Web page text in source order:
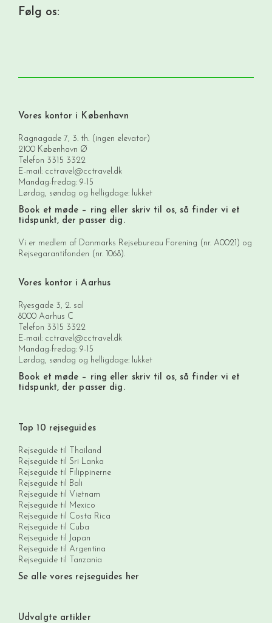
Følg os:
Vores kontor i København
Ragnagade 7, 3. th. (ingen elevator)
2100 København Ø
Telefon 3315 3322
E-mail: cctravel@cctravel.dk
Mandag-fredag: 9-15
Lørdag, søndag og helligdage: lukket
Book et møde – ring eller skriv til os, så finder vi et
tidspunkt, der passer dig.
Vi er medlem af Danmarks Rejsebureau Forening (nr. A0021) og
Rejsegarantifonden (nr. 1068).
Vores kontor i Aarhus
Ryesgade 3, 2. sal
8000 Aarhus C
Telefon 3315 3322
E-mail: cctravel@cctravel.dk
Mandag-fredag: 9-15
Lørdag, søndag og helligdage: lukket
Book et møde – ring eller skriv til os, så finder vi et
tidspunkt, der passer dig.
Top 10 rejseguides
Rejseguide til Thailand
Rejseguide til Sri Lanka
Rejseguide til Filippinerne
Rejseguide til Bali
Rejseguide til Vietnam
Rejseguide til Mexico
Rejseguide til Costa Rica
Rejseguide til Cuba
Rejseguide til Japan
Rejseguide til Argentina
Rejseguide til Tanzania
Se alle vores rejseguides her
Udvalgte artikler